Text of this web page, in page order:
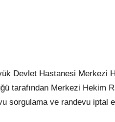
Devlet Hastanesi Merkezi
tarafından Merkezi Hekim
sorgulama ve randevu iptal